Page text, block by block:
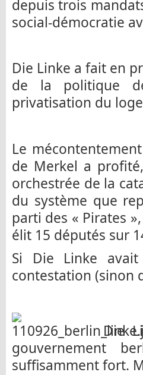
depuis trois
social-démocratie
Die Linke a fait en
de la politique
privatisation du
Le
de Merkel a
orchestrée de la
du système que
parti des « Pirates
élit 15 députés sur
Si Die Linke
contestation (sinon
Die
gouvernement
suffisamment fort.